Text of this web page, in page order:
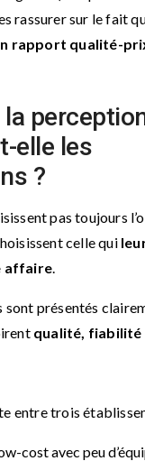
rassurer sur le fait
rapport qualité-
elle les
?
pas toujours
celle qui
affaire.
sont présentés
qualité, fiabilité
entre trois
cost avec peu